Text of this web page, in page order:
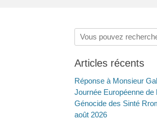
Rechercher :
Articles récents
Réponse à Monsieur
Journée Européenne de
Génocide des Sinté
août 2026